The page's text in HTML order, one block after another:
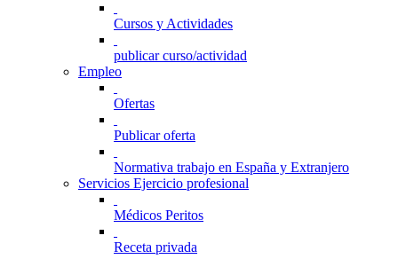
Cursos y Actividades
publicar curso/actividad
Empleo
Ofertas
Publicar oferta
Normativa trabajo en España y Extranjero
Servicios Ejercicio profesional
Médicos Peritos
Receta privada